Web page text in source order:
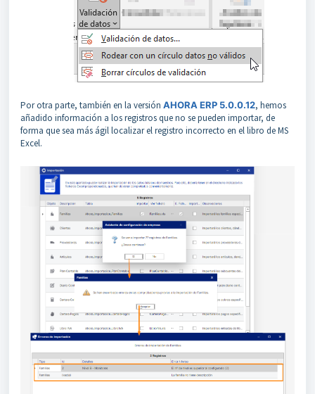
Por otra parte, también en la versión AHORA ERP 5.0.0.12, hemos
añadido información a los registros que no se pueden importar, de
forma que sea más ágil localizar el registro incorrecto en el libro de MS
Excel.